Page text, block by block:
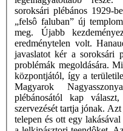
soroksári plébános 1929-
„felsô faluban” új
meg. Újabb
eredménytelen volt.
javaslatot kér a soroksári
problémák megoldására.
központjától, így a
Magyarok
plébánosától kap
szervezését tartja jónak.
telepen és ott egy